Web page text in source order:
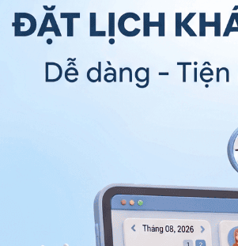
lại cũng có thành phần lấy từ
số bộ phận khác chúng ta nên lựa
chưa bị nứt thì mới đảm bảo chất
không bị nứt còn nguyên vẹn sẽ
ở nhiệt độ cao nhưng vị thuốc ngô
dao động khoảng 40 - 50 độ. Sau khi
còn bán lại ở trên vỏ.
sấy khô loại bỏ tạp chất sẽ sơ chế
sẽ được sơ chế cùng cam thảo